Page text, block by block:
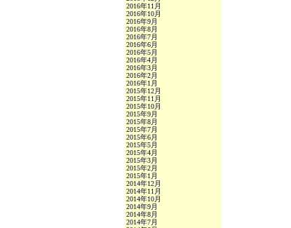
2016年11月
2016年10月
2016年9月
2016年8月
2016年7月
2016年6月
2016年5月
2016年4月
2016年3月
2016年2月
2016年1月
2015年12月
2015年11月
2015年10月
2015年9月
2015年8月
2015年7月
2015年6月
2015年5月
2015年4月
2015年3月
2015年2月
2015年1月
2014年12月
2014年11月
2014年10月
2014年9月
2014年8月
2014年7月